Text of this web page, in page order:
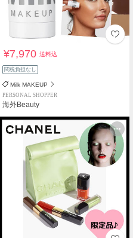
¥7,970送料込
関税負担なし
Milk MAKEUP
PERSONAL SHOPPER
海外Beauty